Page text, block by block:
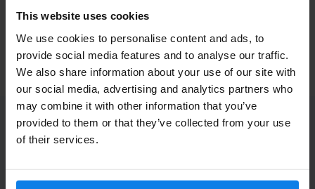
This website uses cookies
We use cookies to personalise content and ads, to
provide social media features and to analyse our traffic.
We also share information about your use of our site with
our social media, advertising and analytics partners who
may combine it with other information that you’ve
provided to them or that they’ve collected from your use
of their services.
Contact opnemen
en e-mail
Bedrijfsnaam
Email*